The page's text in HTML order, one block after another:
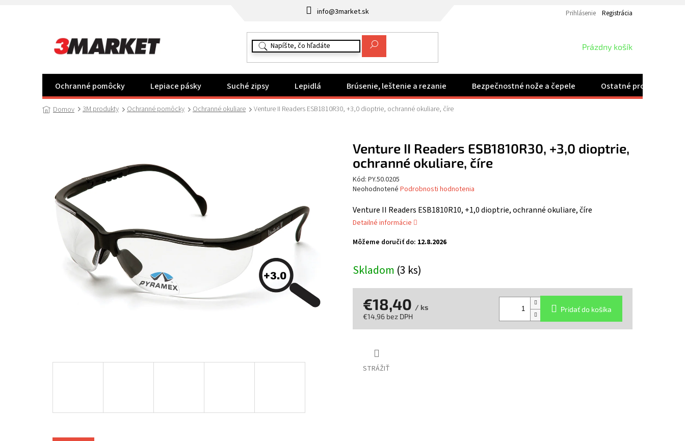
info@3market.sk Prihlásenie Registrácia
NÁKUPNÝ
Prázdny košík
Ochranné pomôcky Lepiace pásky Suché zipsy Lepidlá Brúsenie, leštenie a rezanie Bezpečnostné nože a čepele Ostatné produkty
Domov 3M produkty Ochranné pomôcky Ochranné okuliare Venture II Readers ESB1810R30, +3,0 dioptrie, ochranné okuliare, číre
Skladom (3 ks)
Môžeme doručiť do: 12.8.2026
Venture II Readers ESB1810R10, +1,0 dioptrie, ochranné okuliare, číre
Detailné informácie
STRÁŽIŤ
€18,40 / ks
€14,96 bez DPH
Pridať do košíka
Venture II Readers ESB1810R30, +3,0 dioptrie,
ochranné okuliare, číre
Kód: PY.50.0205
Priemerné
produktu
je
0,0
z
5
Neohodnotené Podrobnosti hodnotenia